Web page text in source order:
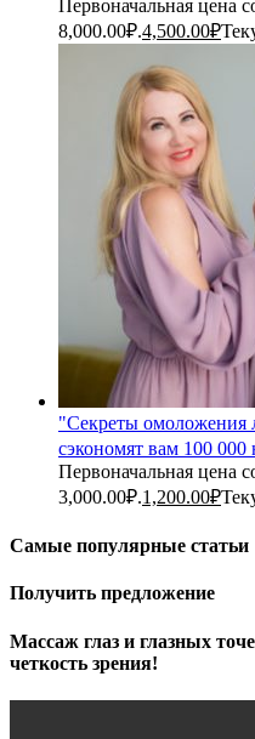
Первоначальная цена
8,000.00₽.4,500.00₽
"Секреты омоложения
сэкономят вам 100 000
Первоначальная цена
3,000.00₽.1,200.00₽
Самые популярные статьи
Получить предложение
Массаж глаз и глазных
четкость зрения!